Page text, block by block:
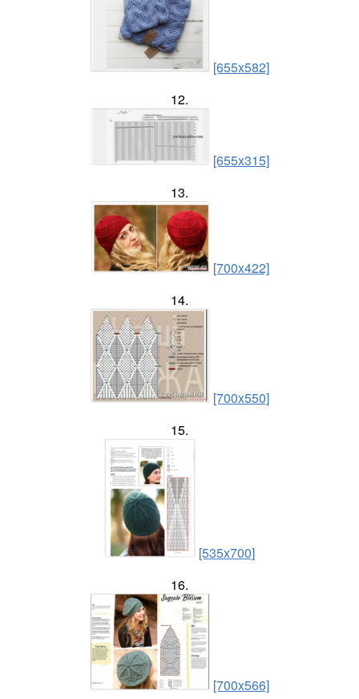
[655x582]
12.
[655x315]
13.
[700x422]
14.
[700x550]
15.
[535x700]
16.
[700x566]